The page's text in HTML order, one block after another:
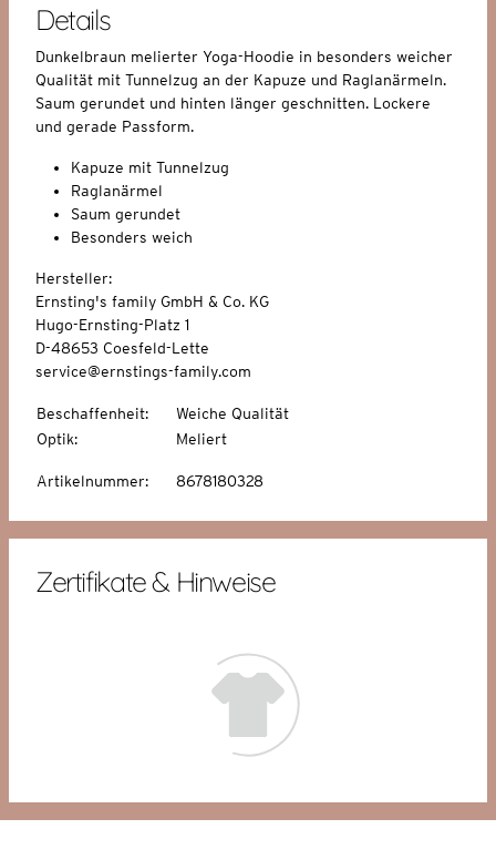
Details
Dunkelbraun melierter Yoga-Hoodie in besonders weicher
Qualität mit Tunnelzug an der Kapuze und Raglanärmeln.
Saum gerundet und hinten länger geschnitten. Lockere
und gerade Passform.
Kapuze mit Tunnelzug
Raglanärmel
Saum gerundet
Besonders weich
Hersteller:
Ernsting's family GmbH & Co. KG
Hugo-Ernsting-Platz 1
D-48653 Coesfeld-Lette
service@ernstings-family.com
Beschaffenheit:
Weiche Qualität
Optik: Meliert
Artikelnummer: 8678180328
Zertifikate & Hinweise